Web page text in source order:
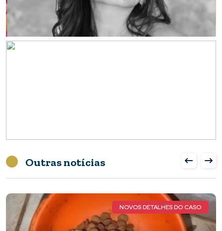
Outras notícias
NOVOS DETALHES DO CASO